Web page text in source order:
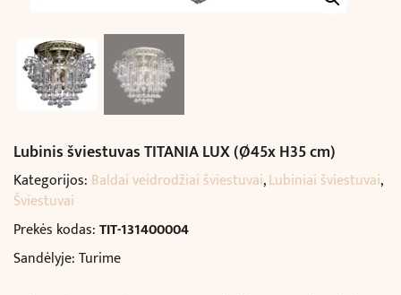
Lubinis šviestuvas TITANIA LUX (Ø45x H35 cm)
Kategorijos: Baldai veidrodžiai šviestuvai,Lubiniai šviestuvai,
Šviestuvai
Prekės kodas:TIT-131400004
Sandėlyje: Turime